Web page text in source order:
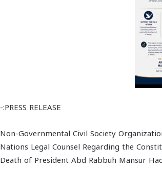
PRESS RELEASE:-
Non-Governmental Civil Society
Nations Legal Counsel Regarding the
Death of President Abd Rabbuh Mansur